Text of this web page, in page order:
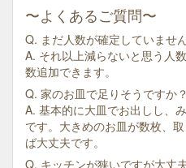
〜よくあるご質問〜
Q. まだ人数が確定していません
A. それ以上減らないと思う人
数追加できます。
Q. 家のお皿で足りそうですか？
A. 基本的に大皿でお出しし、
です。大きめのお皿が数枚、
ば大丈夫です。
Q. キッチンが狭いですが大丈